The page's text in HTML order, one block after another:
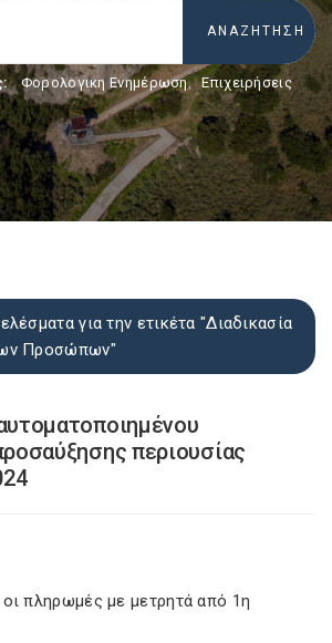
Φορολογικη Ενημέρωση, Επιχειρήσεις
για την ετικέτα "Διαδικασία
Προσώπων"
περιουσίας
οι πληρωμές με μετρητά από 1η